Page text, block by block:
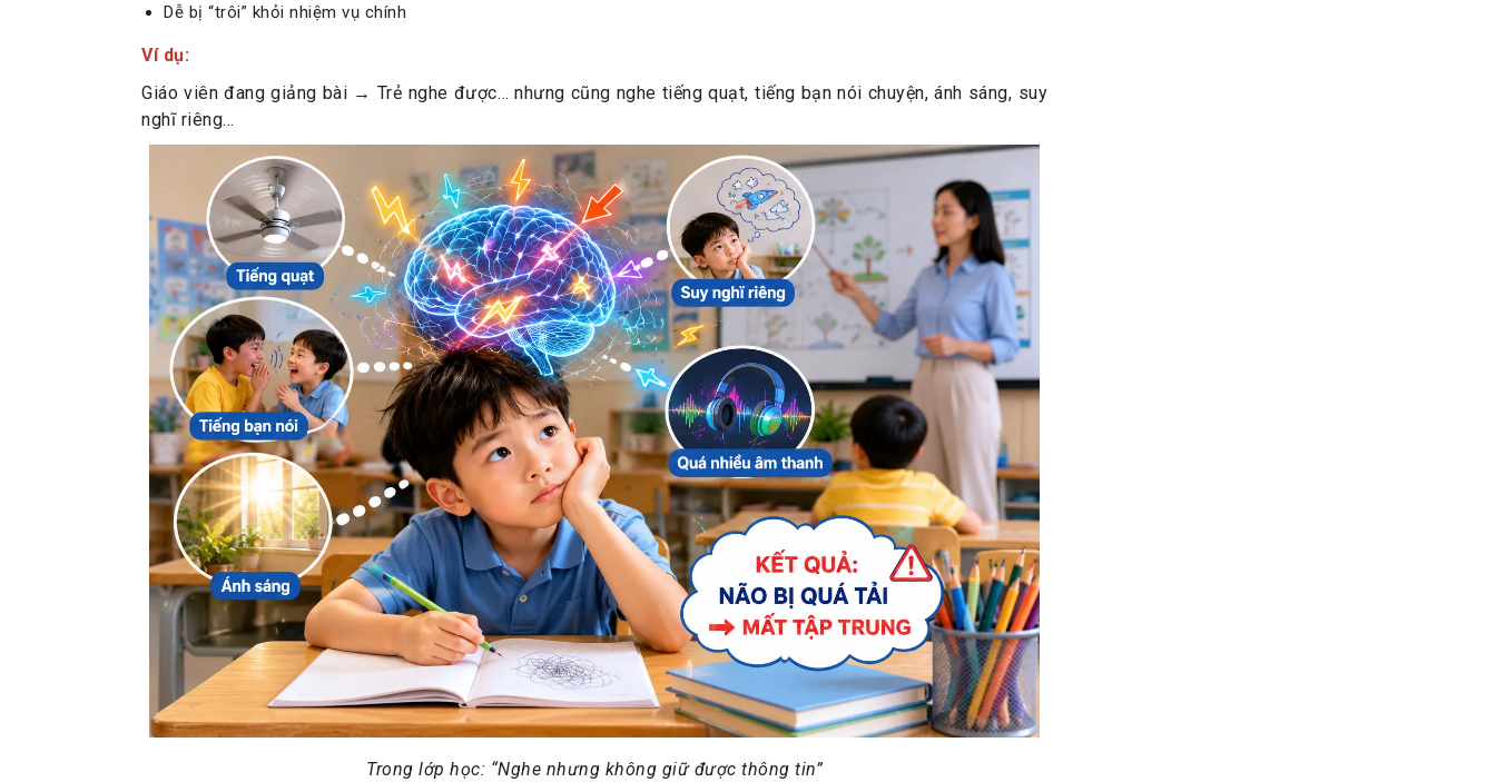
Dễ bị “trôi” khỏi nhiệm vụ chính
Ví dụ:
Giáo viên đang giảng bài → Trẻ nghe được… nhưng cũng nghe tiếng quạt, tiếng bạn nói chuyện, ánh sáng, suy
nghĩ riêng…
Trong lớp học: “Nghe nhưng không giữ được thông tin”